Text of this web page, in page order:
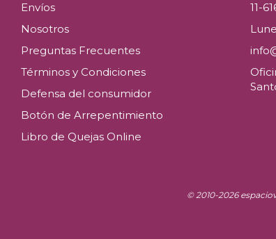
Envíos
Nosotros
Preguntas Frecuentes
Términos y Condiciones
Defensa del consumidor
Botón de Arrepentimiento
Libro de Quejas Online
11-
© 2010-2026